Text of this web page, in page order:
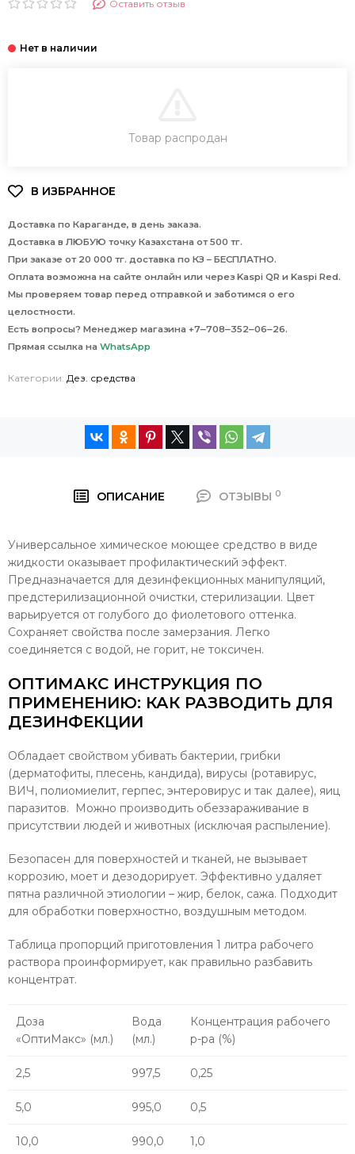
Оставить отзыв
Товар распродан
Доставка по Караганде, в день заказа.
Доставка в ЛЮБУЮ точку Казахстана от 500 тг.
При заказе от 20 000 тг. доставка по КЗ – БЕСПЛАТНО.
Оплата возможна на сайте онлайн или через Kaspi QR и Kaspi Red.
Мы проверяем товар перед отправкой и заботимся о его
целостности.
Есть вопросы? Менеджер магазина +7‒708‒352‒06‒26.
Прямая ссылка на WhatsApp
Категории: Дез. средства
ОПИСАНИЕ ОТЗЫВЫ 0
Универсальное химическое моющее средство в виде
жидкости оказывает профилактический эффект.
Предназначается для дезинфекционных манипуляций,
предстерилизационной очистки, стерилизации. Цвет
варьируется от голубого до фиолетового оттенка.
Сохраняет свойства после замерзания. Легко
соединяется с водой, не горит, не токсичен.
ОПТИМАКС ИНСТРУКЦИЯ ПО
ПРИМЕНЕНИЮ: КАК РАЗВОДИТЬ ДЛЯ
ДЕЗИНФЕКЦИИ
Обладает свойством убивать бактерии, грибки
(дерматофиты, плесень, кандида), вирусы (ротавирус,
ВИЧ, полиомиелит, герпес, энтеровирус и так далее), яиц
паразитов. Можно производить обеззараживание в
присутствии людей и животных (исключая распыление).
Безопасен для поверхностей и тканей, не вызывает
коррозию, моет и дезодорирует. Эффективно удаляет
пятна различной этиологии – жир, белок, сажа. Подходит
для обработки поверхностно, воздушным методом.
Таблица пропорций приготовления 1 литра рабочего
раствора проинформирует, как правильно разбавить
концентрат.
Доза
«ОптиМакс» (мл.)
Вода
(мл.)
Концентрация рабочего
р-ра (%)
2,5 997,5 0,25
5,0 995,0 0,5
10,0 990,0 1,0